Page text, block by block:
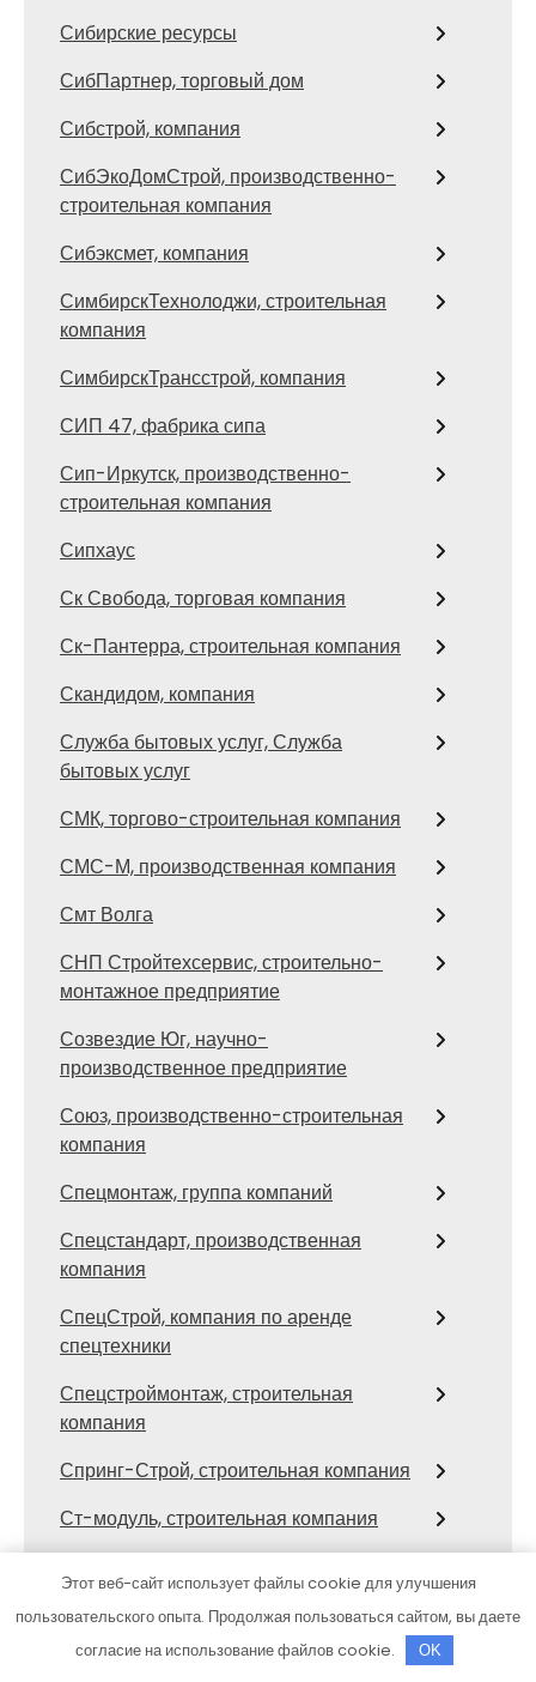
Сибирские ресурсы
СибПартнер, торговый дом
Сибстрой, компания
СибЭкоДомСтрой, производственно-
строительная компания
Сибэксмет, компания
СимбирскТехнолоджи, строительная
компания
СимбирскТрансстрой, компания
СИП 47, фабрика сипа
Сип-Иркутск, производственно-
строительная компания
Сипхаус
Ск Свобода, торговая компания
Ск-Пантерра, строительная компания
Скандидом, компания
Служба бытовых услуг, Служба
бытовых услуг
СМК, торгово-строительная компания
СМС-М, производственная компания
Смт Волга
СНП Стройтехсервис, строительно-
монтажное предприятие
Созвездие Юг, научно-
производственное предприятие
Союз, производственно-строительная
компания
Спецмонтаж, группа компаний
Спецстандарт, производственная
компания
СпецСтрой, компания по аренде
спецтехники
Спецстроймонтаж, строительная
компания
Спринг-Строй, строительная компания
Ст-модуль, строительная компания
Стрелка21, строительная компания
Строитель, строительная-
Этот веб-сайт использует файлы cookie для улучшения
пользовательского опыта. Продолжая пользоваться сайтом, вы даете
согласие на использование файлов cookie.
OK